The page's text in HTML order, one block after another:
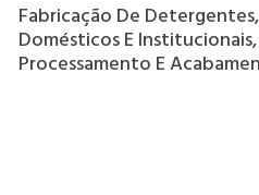
Fabricação De
Domésticos E
Processamento E